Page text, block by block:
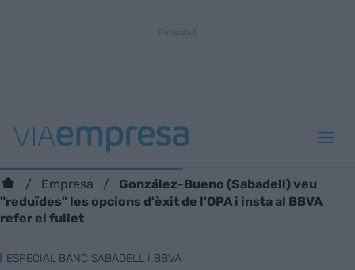
Empresa
González-Bueno (Sabadell) veu
"reduïdes" les opcions d'èxit de l'OPA i insta al BBVA
refer el fullet
ESPECIAL BANC SABADELL I BBVA